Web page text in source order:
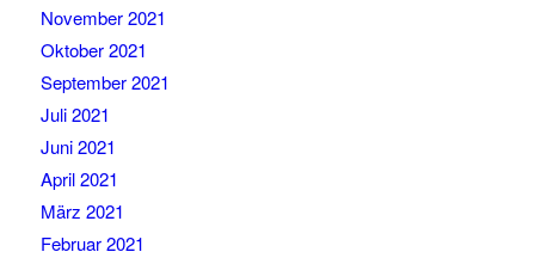
November 2021
Oktober 2021
September 2021
Juli 2021
Juni 2021
April 2021
März 2021
Februar 2021